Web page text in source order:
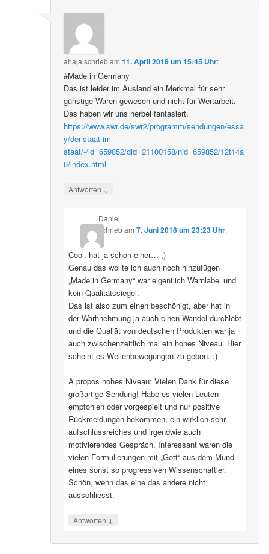
ahaja schriebam11. April 2018 um 15:45 Uhr:
#Made in Germany
Das ist leider im Ausland ein Merkmal für sehr
günstige Waren gewesen und nicht für Wertarbeit.
Das haben wir uns herbei fantasiert.
https://www.swr.de/swr2/programm/sendungen/essa
y/der-staat-im-
staat/-/id=659852/did=21100158/nid=659852/12t14a
6/index.html
Antworten ↓
Daniel
schriebam 7. Juni 2018 um 23:23 Uhr:
Cool. hat ja schon einer… ;)
Genau das wollte ich auch noch hinzufügen
„Made in Germany“ war eigentlich Warnlabel und
kein Qualitätssiegel.
Das ist also zum einen beschönigt, aber hat in
der Warhnehmung ja auch einen Wandel durchlebt
und die Qualiät von deutschen Produkten war ja
auch zwischenzeitlich mal ein hohes Niveau. Hier
scheint es Wellenbewegungen zu geben. ;)
A propos hohes Niveau: Vielen Dank für diese
großartige Sendung! Habe es vielen Leuten
empfohlen oder vorgespielt und nur positive
Rückmeldungen bekommen, ein wirklich sehr
aufschlussreiches und irgendwie auch
motivierendes Gespräch. Interessant waren die
vielen Formulierungen mit „Gott“ aus dem Mund
eines sonst so progressiven Wissenschaftler.
Schön, wenn das eine das andere nicht
ausschliesst.
Antworten ↓